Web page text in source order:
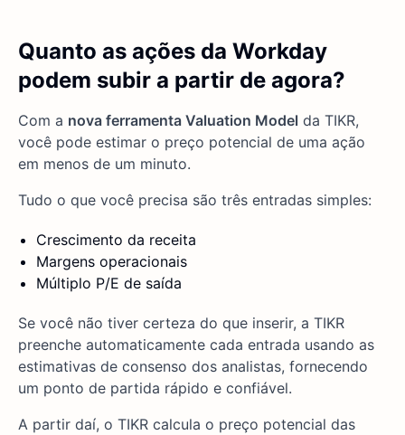
Quanto as ações da Workday
podem subir a partir de agora?
Com a nova ferramenta Valuation Model da TIKR,
você pode estimar o preço potencial de uma ação
em menos de um minuto.
Tudo o que você precisa são três entradas simples:
Crescimento da receita
Margens operacionais
Múltiplo P/E de saída
Se você não tiver certeza do que inserir, a TIKR
preenche automaticamente cada entrada usando as
estimativas de consenso dos analistas, fornecendo
um ponto de partida rápido e confiável.
A partir daí, o TIKR calcula o preço potencial das